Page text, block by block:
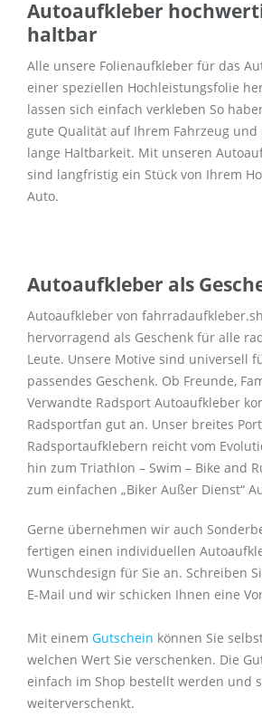
Autoaufkleber
haltbar
Alle unsere Folienaufkleber für das
einer speziellen Hochleistungsfolie
lassen sich einfach verkleben So
gute Qualität auf Ihrem Fahrzeug und
lange Haltbarkeit. Mit unseren
sind langfristig ein Stück von Ihrem
Auto.
Autoaufkleber als
Autoaufkleber von
hervorragend als Geschenk für alle
Leute. Unsere Motive sind universell
passendes Geschenk. Ob Freunde,
Verwandte Radsport Autoaufkleber
Radsportfan gut an. Unser breites
Radsportaufklebern reicht vom
hin zum Triathlon – Swim – Bike and
zum einfachen „Biker Außer Dienst“
Gerne übernehmen wir auch
fertigen einen individuellen
Wunschdesign für Sie an. Schreiben
E-Mail und wir schicken Ihnen eine
Mit einem Gutschein können Sie
welchen Wert Sie verschenken. Die
einfach im Shop bestellt werden und
weiterverschenkt.